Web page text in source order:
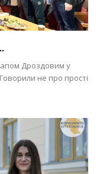
Дроздовим у
не про прості